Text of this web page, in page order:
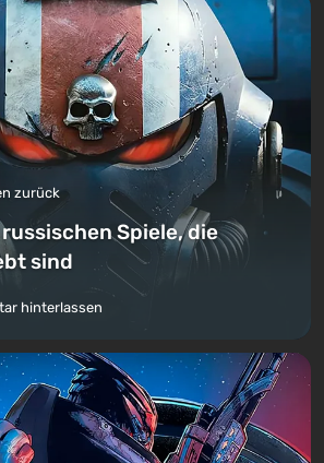
zurück
Spiele, die
sind
hinterlassen